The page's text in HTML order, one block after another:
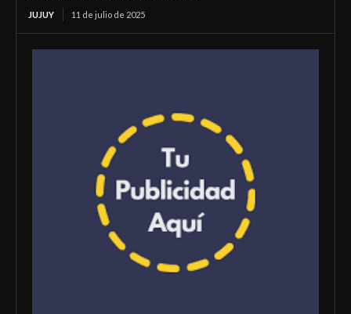
JUJUY 11 de julio de 2025